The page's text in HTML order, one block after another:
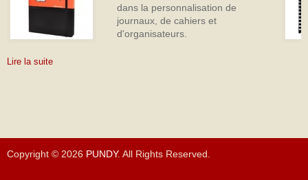
dans la personnalisation de
journaux, de cahiers et
d'organisateurs.
Lire la suite
Copyright © 2026 PUNDY. All Rights Reserved.